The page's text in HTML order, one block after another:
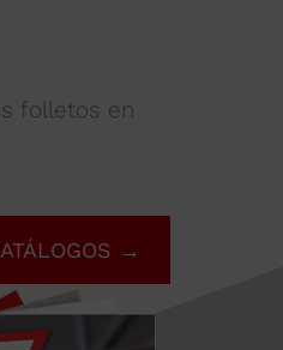
folletos en
→